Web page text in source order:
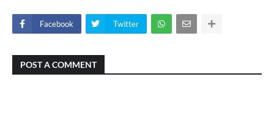
Facebook Twitter
POST A COMMENT